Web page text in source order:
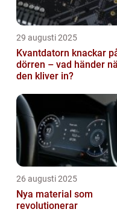
29 augusti 2025
Kvantdatorn knackar
dörren – vad händer
den kliver in?
26 augusti 2025
Nya material som
revolutionerar